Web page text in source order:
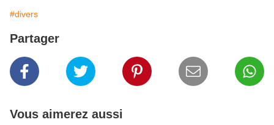
#divers
Partager
Vous aimerez aussi